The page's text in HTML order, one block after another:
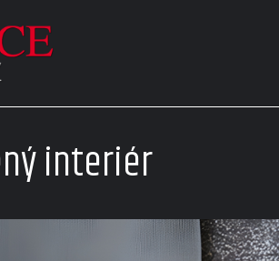
interiér